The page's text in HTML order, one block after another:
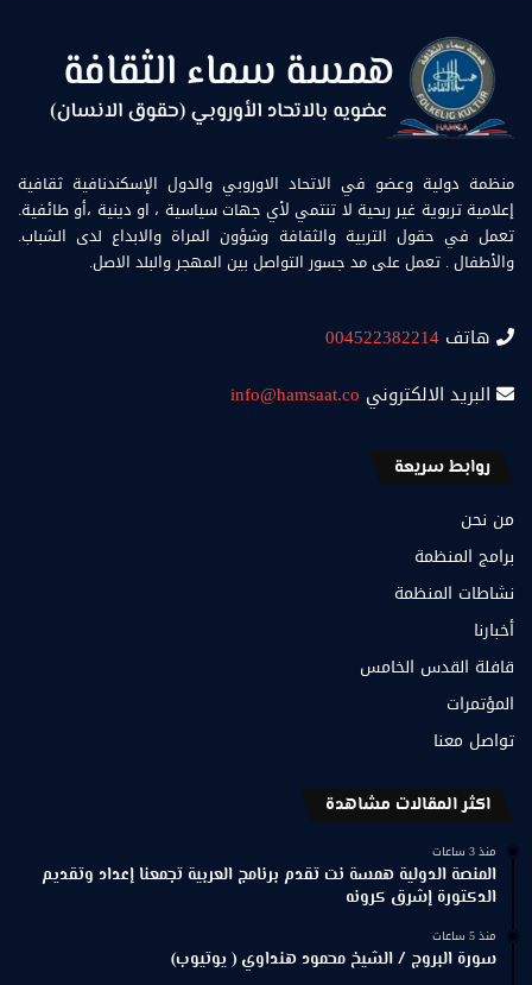
منظمة دولية وعضو في الاتحاد الاوروبي والدول الإسكندنافية ثقافية
إعلامية تربوية غير ربحية لا تنتمي لأي جهات سياسية ، او دينية ،أو طائفية.
تعمل في حقول التربية والثقافة وشؤون المراة والابداع لدى الشباب.
والأطفال . تعمل على مد جسور التواصل بين المهجر والبلد الاصل.
هاتف 004522382214
البريد الالكتروني info@hamsaat.co
روابط سريعة
من نحن
برامج المنظمة
نشاطات المنظمة
أخبارنا
قافلة القدس الخامس
المؤتمرات
تواصل معنا
اكثر المقالات مشاهدة
منذ 3 ساعات
المنصة الدولية همسة نت تقدم برنامج العربية تجمعنا إعداد وتقديم
الدكتورة إشرق كرونه
منذ 5 ساعات
سورة البروج / الشيخ محمود هنداوي ( يوتيوب)